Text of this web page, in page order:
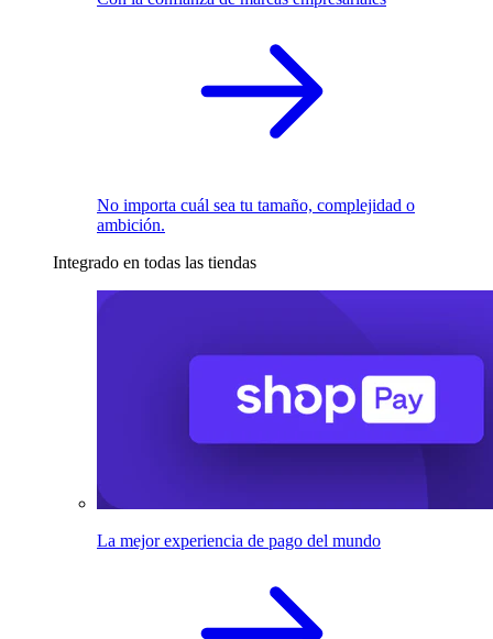
No importa cuál sea tu tamaño, complejidad o
ambición.
Integrado en todas las tiendas
La mejor experiencia de pago del mundo